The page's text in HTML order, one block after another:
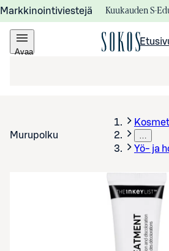
Markkinointiviestejä Kuukauden S-
Avaa
Murupolku …
Yö- ja